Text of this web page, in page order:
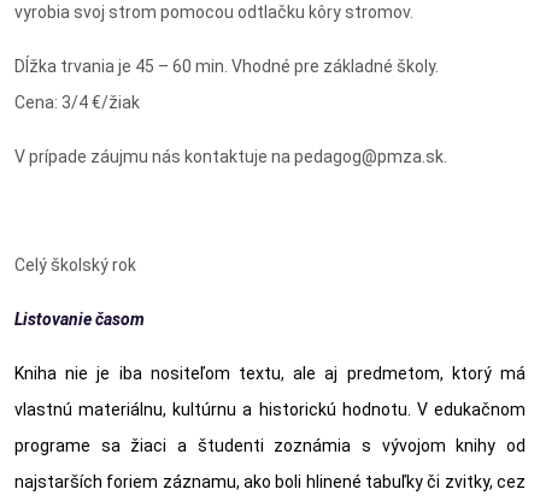
vyrobia svoj strom pomocou odtlačku kôry stromov.
Dĺžka trvania je 45 – 60 min. Vhodné pre základné školy.
Cena: 3/4 €/žiak
V prípade záujmu nás kontaktuje na pedagog@pmza.sk.
Celý školský rok
Listovanie časom
Kniha nie je iba nositeľom textu, ale aj predmetom, ktorý má
vlastnú materiálnu, kultúrnu a historickú hodnotu. V edukačnom
programe sa žiaci a študenti zoznámia s vývojom knihy od
najstarších foriem záznamu, ako boli hlinené tabuľky či zvitky, cez